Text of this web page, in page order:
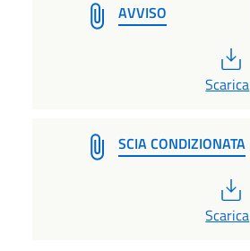
AVVISO
Scarica
SCIA CONDIZIONATA
Scarica